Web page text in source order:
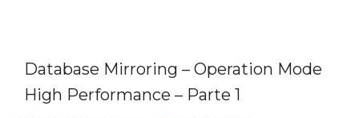
Database Mirroring – Operation Mode
High Performance – Parte 1